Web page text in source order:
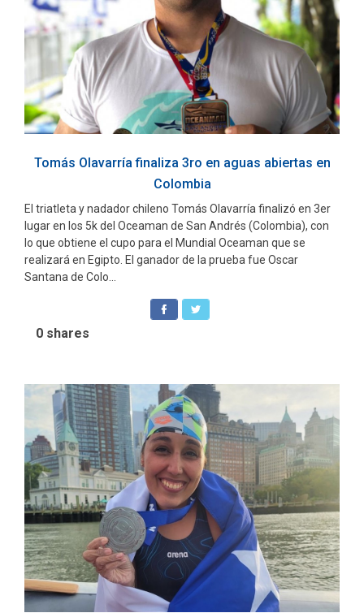
Tomás Olavarría finaliza 3ro en aguas abiertas en
Colombia
El triatleta y nadador chileno Tomás Olavarría finalizó en 3er
lugar en los 5k del Oceaman de San Andrés (Colombia), con
lo que obtiene el cupo para el Mundial Oceaman que se
realizará en Egipto. El ganador de la prueba fue Oscar
Santana de Colo...
0 shares